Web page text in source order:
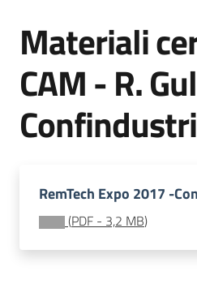
Servizi
acqua/rifiuti
Materiali
CAM - R.
RemTech Expo 2017 -
(PDF - 3,2 MB)